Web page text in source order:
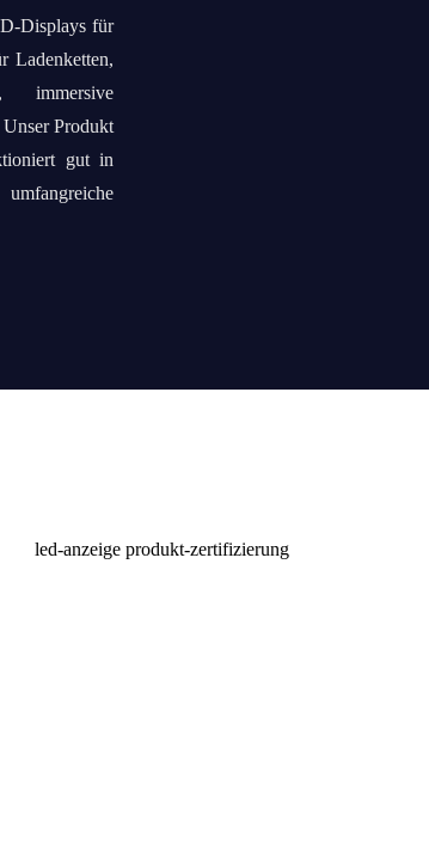
Displays für
Ladenketten,
immersive
Produkt
gut in
mit unseren
für ihre
liefern
led-anzeige produkt-zertifizierung